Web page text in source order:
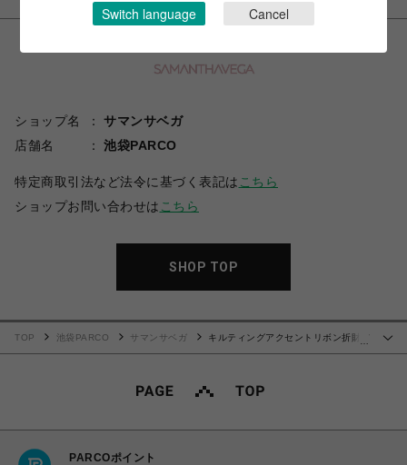
ショップ名
サマンサベガ
店舗名
池袋PARCO
特定商取引法など法令に基づく表記は こちら
ショップお問い合わせは こちら
SHOP TOP
TOP 池袋PARCO サマンサベガ
キルティングアクセントリボン折財布
PARCOポイント
Switch language Cancel